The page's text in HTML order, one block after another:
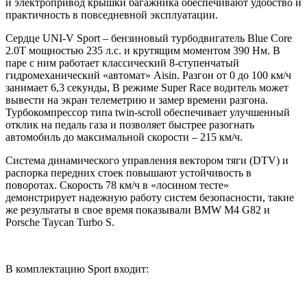
практичность в повседневной эксплуатации.
Сердце UNI-V Sport – бензиновый турбодвигатель Blue Core
2.0T мощностью 235 л.с. и крутящим моментом 390 Нм. В
паре с ним работает классический 8-ступенчатый
гидромеханический «автомат» Aisin. Разгон от 0 до 100 км/ч
занимает 6,3 секунды, В режиме Super Race водитель может
вывести на экран телеметрию и замер времени разгона.
Турбокомпрессор типа twin-scroll обеспечивает улучшенный
отклик на педаль газа и позволяет быстрее разогнать
автомобиль до максимальной скорости – 215 км/ч.
Система динамического управления вектором тяги (DTV) и
распорка передних стоек повышают устойчивость в
поворотах. Скорость 78 км/ч в «лосином тесте»
демонстрирует надежную работу систем безопасности, такие
же результаты в свое время показывали BMW M4 G82 и
Porsche Taycan Turbo S.
В комплектацию Sport входит: